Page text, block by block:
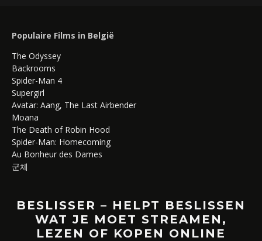
Populaire Films in België
The Odyssey
Backrooms
Spider-Man 4
Supergirl
Avatar: Aang, The Last Airbender
Moana
The Death of Robin Hood
Spider-Man: Homecoming
Au Bonheur des Dames
군체
BESLISSER – HELPT BESLISSEN
WAT JE MOET STREAMEN,
LEZEN OF KOPEN ONLINE